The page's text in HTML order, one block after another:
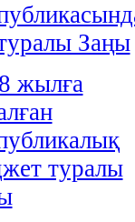
Заңы
жылға
туралы